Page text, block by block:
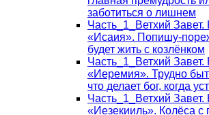
заботиться о лишнем
Часть_1_Ветхий Завет.
«Исаия». Попишу-
будет жить с козлёнком
Часть_1_Ветхий Завет.
«Иеремия». Трудно
что делает бог, когда
Часть_1_Ветхий Завет.
«Иезекииль». Колёса с